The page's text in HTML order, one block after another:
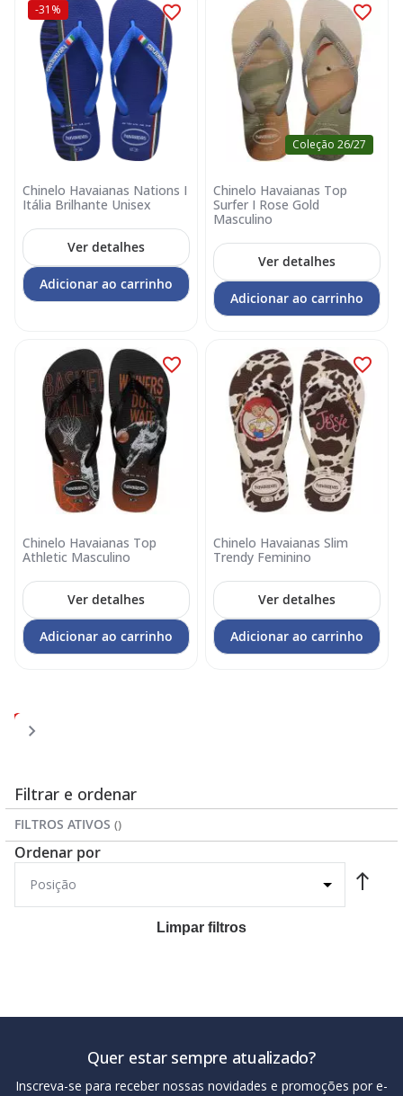
-31%
Chinelo Havaianas Nations I
Itália Brilhante Unisex
Ver detalhes
Adicionar ao carrinho
Coleção 26/27
Chinelo Havaianas Top
Surfer I Rose Gold
Masculino
Ver detalhes
Adicionar ao carrinho
Chinelo Havaianas Top
Athletic Masculino
Ver detalhes
Adicionar ao carrinho
Chinelo Havaianas Slim
Trendy Feminino
Ver detalhes
Adicionar ao carrinho
Você
esta
pagina
1 3
Filtrar e ordenar
FILTROS ATIVOS
Ordenar por
Limpar filtros
Quer estar sempre atualizado?
Inscreva-se para receber nossas novidades e promoções por e-